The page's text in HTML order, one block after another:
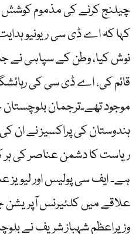
چیلنج کرنے کی مذموم کوشش
کہا کہ اے ڈی سی ریونیو
نوش کیا، وطن کے سپاہی نے
قائم کی، اے ڈی سی کی
موجود تھے۔ترجمان
ہندوستان کی پراکسیز نے ان کی
ریاست کا دشمن عناصر کی ہر
ہے۔ ایف سی پولیس اور لیویز
علاقے میں کلئیرنس آپریشن
وزیرِاعظم شہباز شریف نے